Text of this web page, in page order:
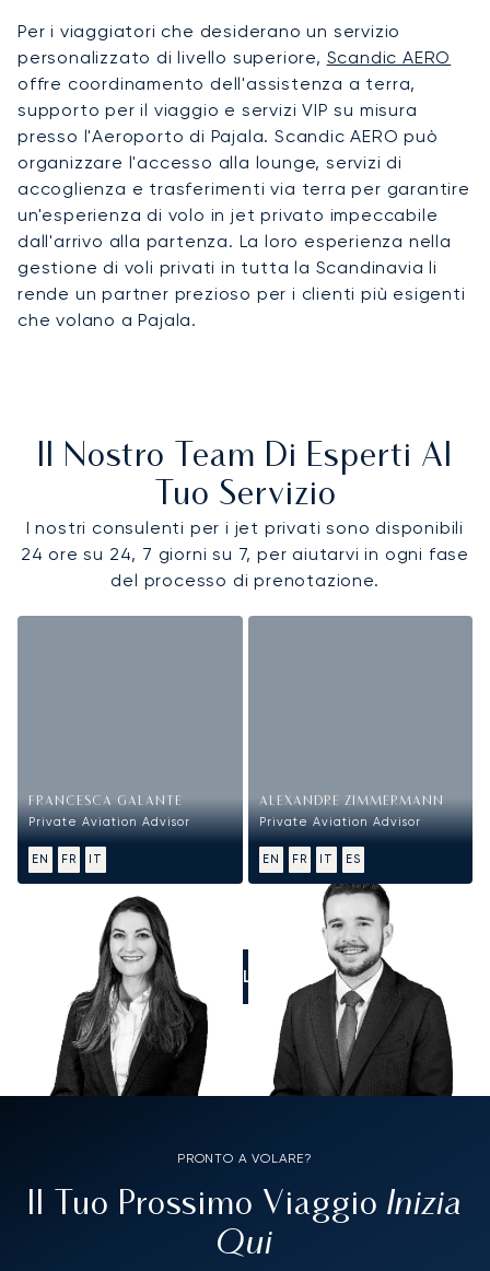
Per i viaggiatori che desiderano un servizio
personalizzato di livello superiore, Scandic AERO
offre coordinamento dell'assistenza a terra,
supporto per il viaggio e servizi VIP su misura
presso l'Aeroporto di Pajala. Scandic AERO può
organizzare l'accesso alla lounge, servizi di
accoglienza e trasferimenti via terra per garantire
un'esperienza di volo in jet privato impeccabile
dall'arrivo alla partenza. La loro esperienza nella
gestione di voli privati in tutta la Scandinavia li
rende un partner prezioso per i clienti più esigenti
che volano a Pajala.
Il Nostro Team Di Esperti Al
Tuo Servizio
I nostri consulenti per i jet privati sono disponibili
24 ore su 24, 7 giorni su 7, per aiutarvi in ogni fase
del processo di prenotazione.
FRANCESCA GALANTE
Private Aviation Advisor
EN FR IT
ALEXANDRE ZIMMERMANN
Private Aviation Advisor
EN FR IT ES
CALL US
PRONTO A VOLARE?
Il Tuo Prossimo Viaggio Inizia
Qui